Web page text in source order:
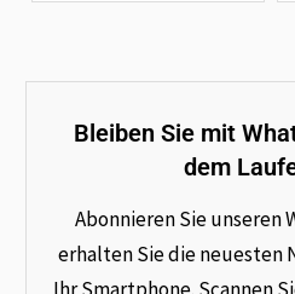
Bleiben Sie mit
dem
Abonnieren Sie unseren
erhalten Sie die neuesten